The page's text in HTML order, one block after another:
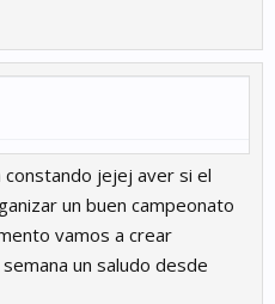
jejej aver si el
un buen campeonato
vamos a crear
un saludo desde